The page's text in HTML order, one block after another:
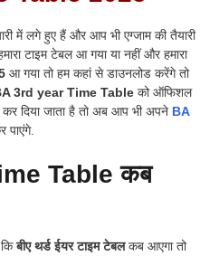
में लगे हुए हैं और आप भी एग्जाम की तैयारी
टाइम टेबल आ गया या नहीं और हमारा
आ गया तो हम कहां से डाउनलोड करेंगे तो
3rd year Time Table को ऑफिशल
कर दिया जाता है तो अब आप भी अपने BA
पाएंगे.
Table कब
किबीए थर्ड ईयर टाइम टेबलकब आएगा तो